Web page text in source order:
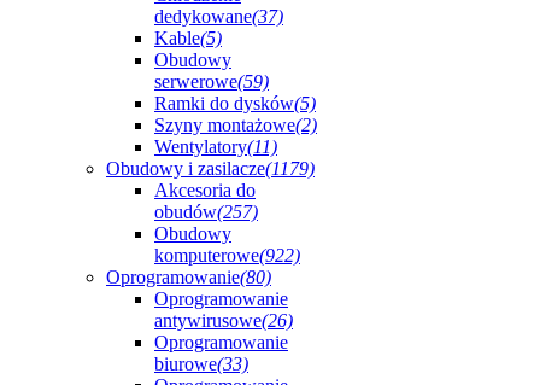
dedykowane(37)
Kable(5)
Obudowy
serwerowe(59)
Ramki do dysków(5)
Szyny montażowe(2)
Wentylatory(11)
Obudowy i zasilacze(1179)
Akcesoria do
obudów(257)
Obudowy
komputerowe(922)
Oprogramowanie(80)
Oprogramowanie
antywirusowe(26)
Oprogramowanie
biurowe(33)